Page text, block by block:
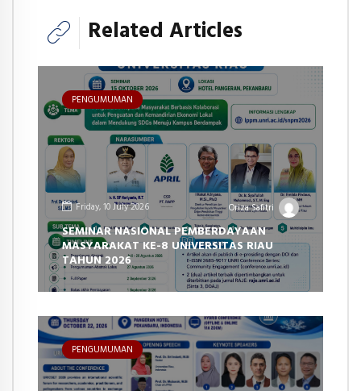
Related Articles
PENGUMUMAN
Friday, 10 July 2026 Oriza Safitri
SEMINAR NASIONAL PEMBERDAYAAN
MASYARAKAT KE-8 UNIVERSITAS RIAU
TAHUN 2026
PENGUMUMAN